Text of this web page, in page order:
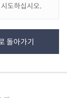
도하십시오.
돌아가기